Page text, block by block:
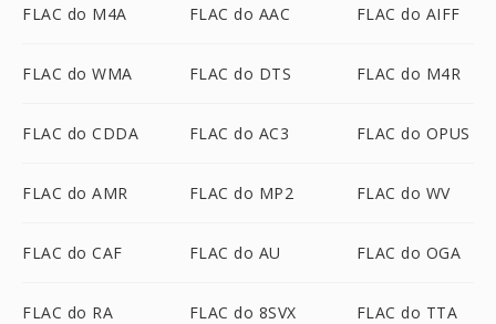
FLAC do M4A FLAC do AAC FLAC do AIFF
FLAC do WMA FLAC do DTS FLAC do M4R
FLAC do CDDA FLAC do AC3 FLAC do OPUS
FLAC do AMR FLAC do MP2 FLAC do WV
FLAC do CAF FLAC do AU FLAC do OGA
FLAC do RA FLAC do 8SVX FLAC do TTA